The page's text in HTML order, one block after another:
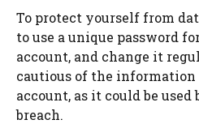
To protect yourself from
to use a unique password
account, and change it
cautious of the information
account, as it could be
breach.